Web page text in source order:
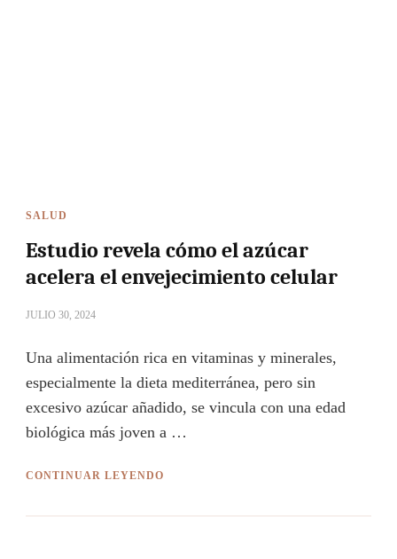
SALUD
Estudio revela cómo el azúcar
acelera el envejecimiento celular
JULIO 30, 2024
Una alimentación rica en vitaminas y minerales,
especialmente la dieta mediterránea, pero sin
excesivo azúcar añadido, se vincula con una edad
biológica más joven a …
CONTINUAR LEYENDO